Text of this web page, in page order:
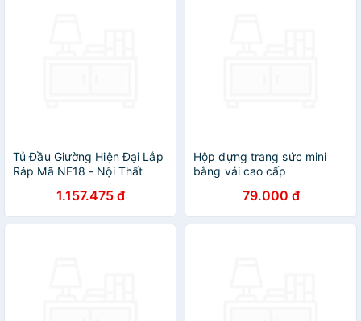
Tủ Đầu Giường Hiện Đại Lắp
Ráp Mã NF18 - Nội Thất
Sang Trọng Và Vẻ Đẹp Tinh
Tế Cho Phòng Ngủ
1.157.475 đ
Hộp đựng trang sức mini
bằng vải cao cấp
79.000 đ